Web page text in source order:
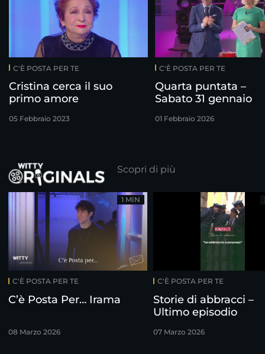
C'È POSTA PER TE
Cristina cerca il suo
primo amore
05 Febbraio 2023
C'È POSTA PER TE
Quarta puntata –
Sabato 31 gennaio
01 Febbraio 2026
Scopri di più
C'È POSTA PER TE
C’è Posta Per… Irama
08 Marzo 2026
1 MIN
C'È POSTA PER TE
Storie di abbracci –
Ultimo episodio
07 Marzo 2026